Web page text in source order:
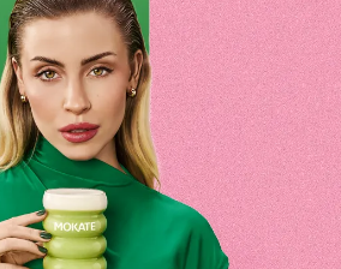
dwa wyraźne kierunki smakowe: profil
z niższą kwasowością oraz
z wyższą, owocową kwasowością.
w intensywnym, deserowym
lekkość, świeżość i soczystość
kwasowość, jeśli cenisz gładkie
mleczne; sięgnij po wyższą, gdy
z wyrazistą owocowością lub
charakterze. W ofercie
o praktycznych gramaturach –
opakowanie 1 kg – co ułatwi